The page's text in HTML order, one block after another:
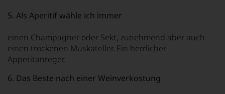
5. Als Aperitif wähle ich immer
einen Champagner oder Sekt, zunehmend aber auch
einen trockenen Muskateller. Ein herrlicher
Appetitanreger.
6. Das Beste nach einer Weinverkostung